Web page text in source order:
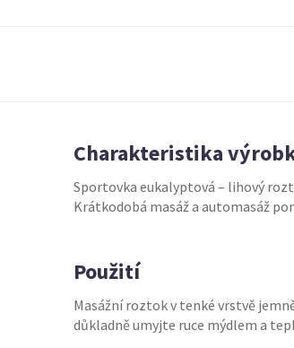
Charakteristika
Sportovka eukalyptová – lihový
Krátkodobá masáž a automasáž
Použití
Masážní roztok v tenké vrstvě
důkladně umyjte ruce mýdlem a